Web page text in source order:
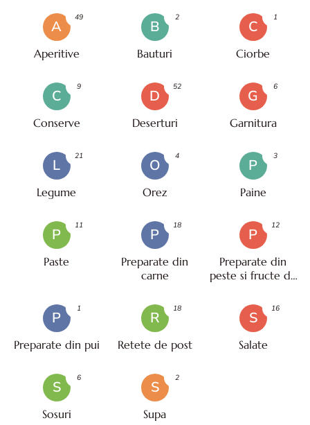
A
Aperitive
49
B
Bauturi
2
C
Ciorbe
1
C
Conserve
9
D
Deserturi
52
G
Garnitura
6
L
Legume
21
O
Orez
4
P
Paine
3
P
Paste
11
P
Preparate din
carne
18
P
Preparate din
peste si fructe de
12
P
Preparate din pui
1
R
Retete de post
18
S
Salate
16
S
Sosuri
6
S
Supa
2